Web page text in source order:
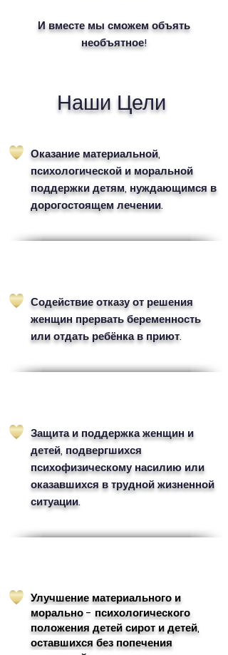
И вместе мы сможем объять
необъятное!
Наши Цели
Оказание материальной,
психологической и моральной
поддержки детям, нуждающимся в
дорогостоящем лечении.
Содействие отказу от решения
женщин прервать беременность
или отдать ребёнка в приют.
Защита и поддержка женщин и
детей, подвергшихся
психофизическому насилию или
оказавшихся в трудной жизненной
ситуации.
Улучшение материального и
морально - психологического
положения детей сирот и детей,
оставшихся без попечения